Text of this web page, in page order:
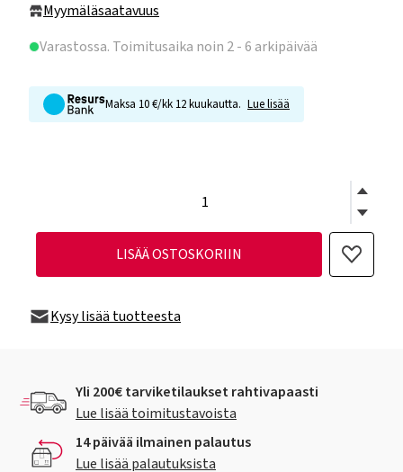
Myymäläsaatavuus
Varastossa. Toimitusaika noin 2 - 6 arkipäivää
Maksa 10 €/kk 12 kuukautta. Lue lisää
LISÄÄ OSTOSKORIIN
Kysy lisää tuotteesta
Yli 200€ tarviketilaukset rahtivapaasti
Lue lisää toimitustavoista
14 päivää ilmainen palautus
Lue lisää palautuksista